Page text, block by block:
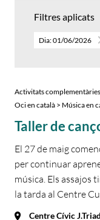
Filtres aplicats
Dia: 01/06/2026
Activitats complementàries
Oci en català > Música en
Taller de
El 27 de maig
per continuar
música. Els assajos
la tarda al Centre
Centre Cívic